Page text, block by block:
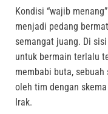
Kondisi “wajib
menjadi pedang
semangat juang. Di
untuk bermain terlalu
membabi buta,
oleh tim dengan
Irak.